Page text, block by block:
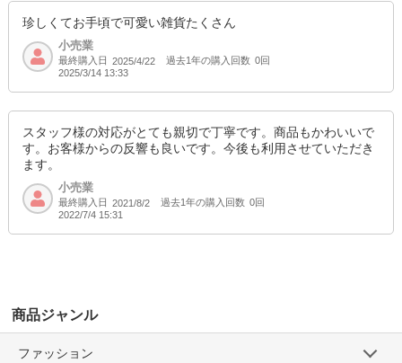
珍しくてお手頃で可愛い雑貨たくさん
小売業
最終購入日 2025/4/22 過去1年の購入回数 0回
2025/3/14 13:33
スタッフ様の対応がとても親切で丁寧です。商品もかわいいで
す。お客様からの反響も良いです。今後も利用させていただき
ます。
小売業
最終購入日 2021/8/2 過去1年の購入回数 0回
2022/7/4 15:31
商品ジャンル
ファッション